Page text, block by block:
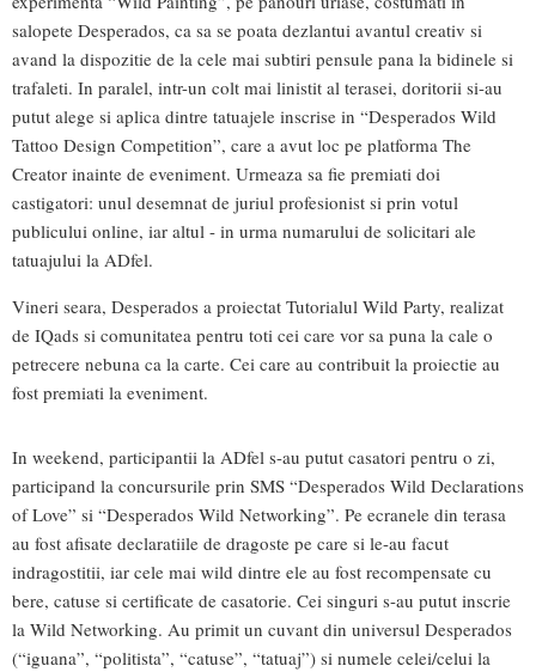
salopete Desperados, ca sa se poata dezlantui avantul creativ si
avand la dispozitie de la cele mai subtiri pensule pana la bidinele si
trafaleti. In paralel, intr-un colt mai linistit al terasei, doritorii si-au
putut alege si aplica dintre tatuajele inscrise in “Desperados Wild
Tattoo Design Competition”, care a avut loc pe platforma The
Creator inainte de eveniment. Urmeaza sa fie premiati doi
castigatori: unul desemnat de juriul profesionist si prin votul
publicului online, iar altul - in urma numarului de solicitari ale
tatuajului la ADfel.
Vineri seara, Desperados a proiectat Tutorialul Wild Party, realizat
de IQads si comunitatea pentru toti cei care vor sa puna la cale o
petrecere nebuna ca la carte. Cei care au contribuit la proiectie au
fost premiati la eveniment.
In weekend, participantii la ADfel s-au putut casatori pentru o zi,
participand la concursurile prin SMS “Desperados Wild Declarations
of Love” si “Desperados Wild Networking”. Pe ecranele din terasa
au fost afisate declaratiile de dragoste pe care si le-au facut
indragostitii, iar cele mai wild dintre ele au fost recompensate cu
bere, catuse si certificate de casatorie. Cei singuri s-au putut inscrie
la Wild Networking. Au primit un cuvant din universul Desperados
(“iguana”, “politista”, “catuse”, “tatuaj”) si numele celei/celui la